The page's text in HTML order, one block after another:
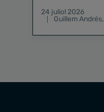
24 juliol 2026
Guillem Andrés,